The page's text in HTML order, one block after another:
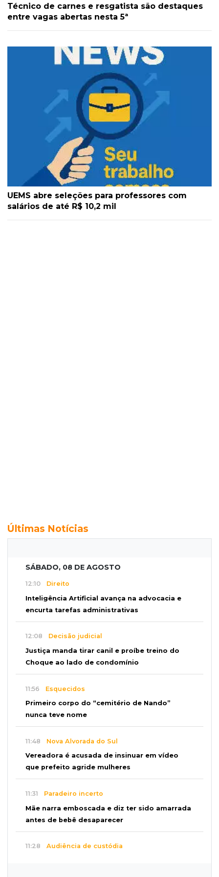
Técnico de carnes e resgatista são destaques
entre vagas abertas nesta 5ª
UEMS abre seleções para professores com
salários de até R$ 10,2 mil
Últimas Notícias
SÁBADO, 08 DE AGOSTO
12:10 Direito
Inteligência Artificial avança na advocacia e
encurta tarefas administrativas
12:08 Decisão judicial
Justiça manda tirar canil e proíbe treino do
Choque ao lado de condomínio
11:56 Esquecidos
Primeiro corpo do “cemitério de Nando”
nunca teve nome
11:48 Nova Alvorada do Sul
Vereadora é acusada de insinuar em vídeo
que prefeito agride mulheres
11:31 Paradeiro incerto
Mãe narra emboscada e diz ter sido amarrada
antes de bebê desaparecer
11:28 Audiência de custódia